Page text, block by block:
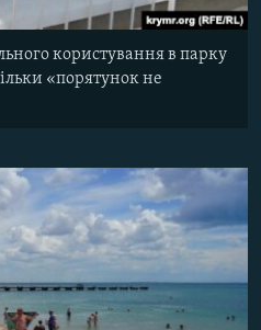
користування в парку
«порятунок не